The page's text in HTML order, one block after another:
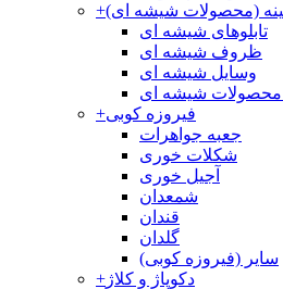
+(محصولات شیشه ای)
تابلوهای شیشه ای
ظروف شیشه ای
وسایل شیشه ای
محصولات شیشه ای
+فیروزه کوبی
جعبه جواهرات
شکلات خوری
آجیل خوری
شمعدان
قندان
گلدان
سایر (فیروزه کوبی)
+دکوپاژ و کلاژ